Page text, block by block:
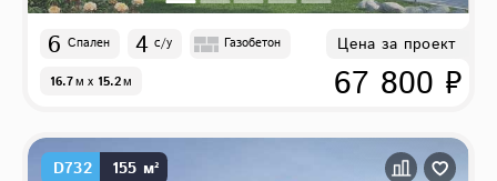
6 Спален 4 с/у Газобетон
16.7м x 15.2м
Цена за проект
67 800 ₽
D732 155 м²